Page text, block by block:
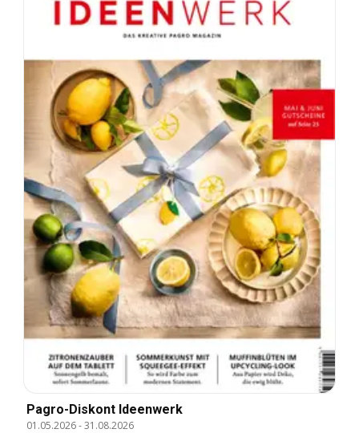
Pagro-Diskont Ideenwerk
01.05.2026-31.08.2026